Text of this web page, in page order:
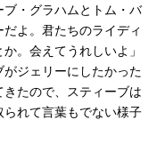
・グラハムとトム・バ
よ。君たちのライディ
。会えてうれしいよ」
ジェリーにしたかった
たので、スティーブは
れて言葉もでない様子